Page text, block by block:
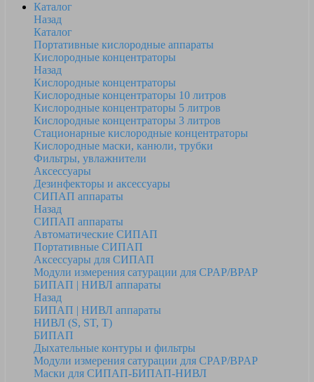
Каталог
Назад
Каталог
Портативные кислородные аппараты
Кислородные концентраторы
Назад
Кислородные концентраторы
Кислородные концентраторы 10 литров
Кислородные концентраторы 5 литров
Кислородные концентраторы 3 литров
Стационарные кислородные концентраторы
Кислородные маски, канюли, трубки
Фильтры, увлажнители
Аксессуары
Дезинфекторы и аксессуары
СИПАП аппараты
Назад
СИПАП аппараты
Автоматические СИПАП
Портативные СИПАП
Аксессуары для СИПАП
Модули измерения сатурации для CPAP/BPAP
БИПАП | НИВЛ аппараты
Назад
БИПАП | НИВЛ аппараты
НИВЛ (S, ST, T)
БИПАП
Дыхательные контуры и фильтры
Модули измерения сатурации для CPAP/BPAP
Маски для СИПАП-БИПАП-НИВЛ